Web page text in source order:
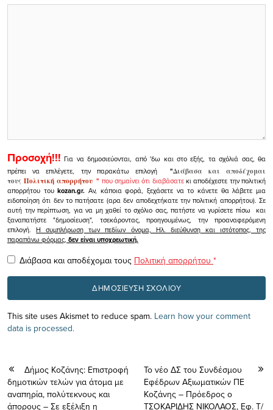
Προσοχή!!! Για να δημοσιεύονται, από 'δω και στο εξής, τα σχόλιά σας, θα
πρέπει να επιλέγετε, την παρακάτω επιλογή
"Διάβασα και αποδέχομαι
τουςΠολιτική απορρήτου" που σημαίνει ότι διαβάσατεκι αποδέχεστε την πολιτική
απορρήτου τουkozan.gr. Αν, κάποια φορά, ξεχάσετε να το κάνετε θα λάβετε μια
ειδοποίηση ότι δεν το πατήσατε (αρα δεν αποδεχτήκατε την πολιτική απορρήτου). Σε
αυτή την περίπτωση, για να μη χαθεί το σχόλιο σας, πατήστε να γυρίσετε πίσω και
ξαναπατήστε "δημοσίευση", τσεκάροντας, προηγουμένως, την προαναφερόμενη
επιλογή.Η συμπλήρωση των πεδίων όνομα, Ηλ. διεύθυνση και ιστότοπος, της
παραπάνω φόρμας, δεν είναι υποχρεωτική.
Διάβασα και αποδέχομαι τους Πολιτική απορρήτου *
This site uses Akismet to reduce spam. Learn how your comment
data is processed.
Δήμος Κοζάνης: Επιστροφή
δημοτικών τελών για άτομα με
αναπηρία, πολύτεκνους και
άπορους – Σε εξέλιξη η
Το νέο ΔΣ του Συνδέσμου
Εφέδρων Αξιωματικών ΠΕ
Κοζάνης – Πρόεδρος ο
ΤΣΟΚΑΡΙΔΗΣ ΝΙΚΟΛΑΟΣ, Εφ. Τ/